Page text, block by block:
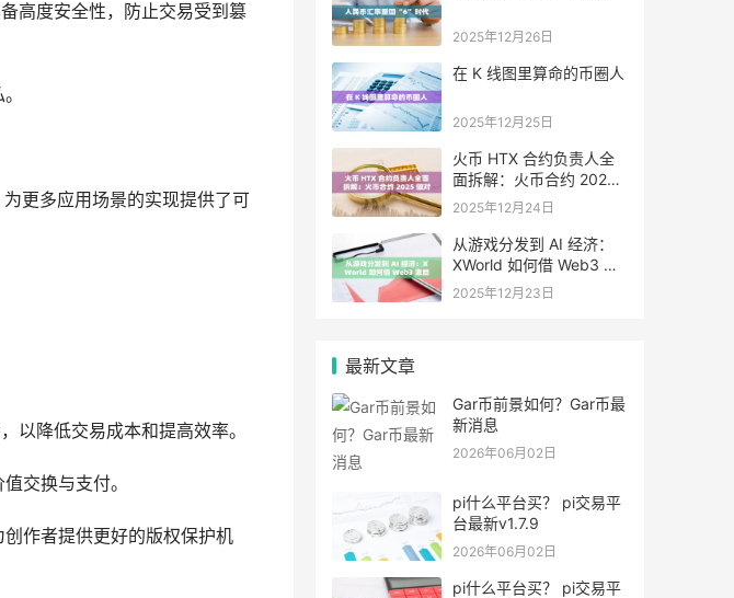
高度安全性，防止交易受到篡
更多应用场景的实现提供了可
以降低交易成本和提高效率。
交换与支付。
作者提供更好的版权保护机
2025年12月26日
在 K 线图里算命的币圈人
2025年12月25日
火币 HTX 合约负责人全
面拆解：火币合约 2025
做对了什么，又将走向哪
2025年12月24日
从游戏分发到 AI 经济：
XWorld 如何借 Web3 激
励之力重写价值分配？
2025年12月23日
最新文章
Gar币前景如何？Gar币最
新消息
2026年06月02日
pi什么平台买？ pi交易平
台最新v1.7.9
2026年06月02日
pi什么平台买？ pi交易平